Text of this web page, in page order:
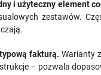
i użyteczny element
zestawów.
fakturą. Warianty
– pozwala